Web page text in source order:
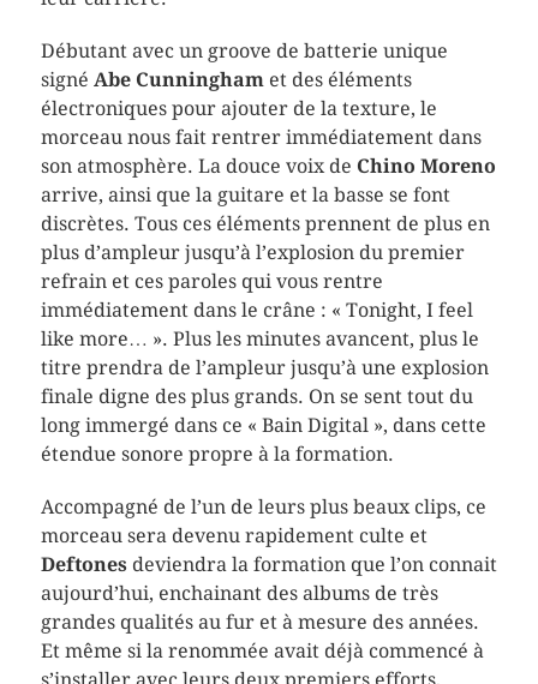
Débutant avec un groove de batterie unique
signé Abe Cunninghamet des éléments
électroniques pour ajouter de la texture, le
morceau nous fait rentrer immédiatement dans
son atmosphère. La douce voix de Chino Moreno
arrive, ainsi que la guitare et la basse se font
discrètes. Tous ces éléments prennent de plus en
plus d’ampleur jusqu’à l’explosion du premier
refrain et ces paroles qui vous rentre
immédiatement dans le crâne : « Tonight, I feel
like more… ». Plus les minutes avancent, plus le
titre prendra de l’ampleur jusqu’à une explosion
finale digne des plus grands. On se sent tout du
long immergé dans ce « Bain Digital », dans cette
étendue sonore propre à la formation.
Accompagné de l’un de leurs plus beaux clips, ce
morceau sera devenu rapidement culte et
Deftonesdeviendra la formation que l’on connait
aujourd’hui, enchainant des albums de très
grandes qualités au fur et à mesure des années.
Et même si la renommée avait déjà commencé à